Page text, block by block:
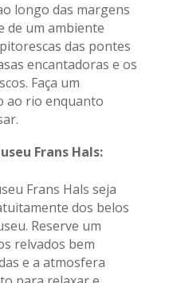
longo das margens
de um ambiente
das pontes
encantadoras e os
Faça um
ao rio enquanto
Frans Hals:
Frans Hals seja
dos belos
Reserve um
relvados bem
e a atmosfera